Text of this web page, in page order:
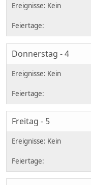
Donnerstag - 4
Freitag - 5